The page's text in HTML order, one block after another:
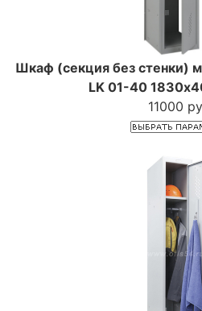
Шкаф (секция без стенки)
LK 01-40
11000